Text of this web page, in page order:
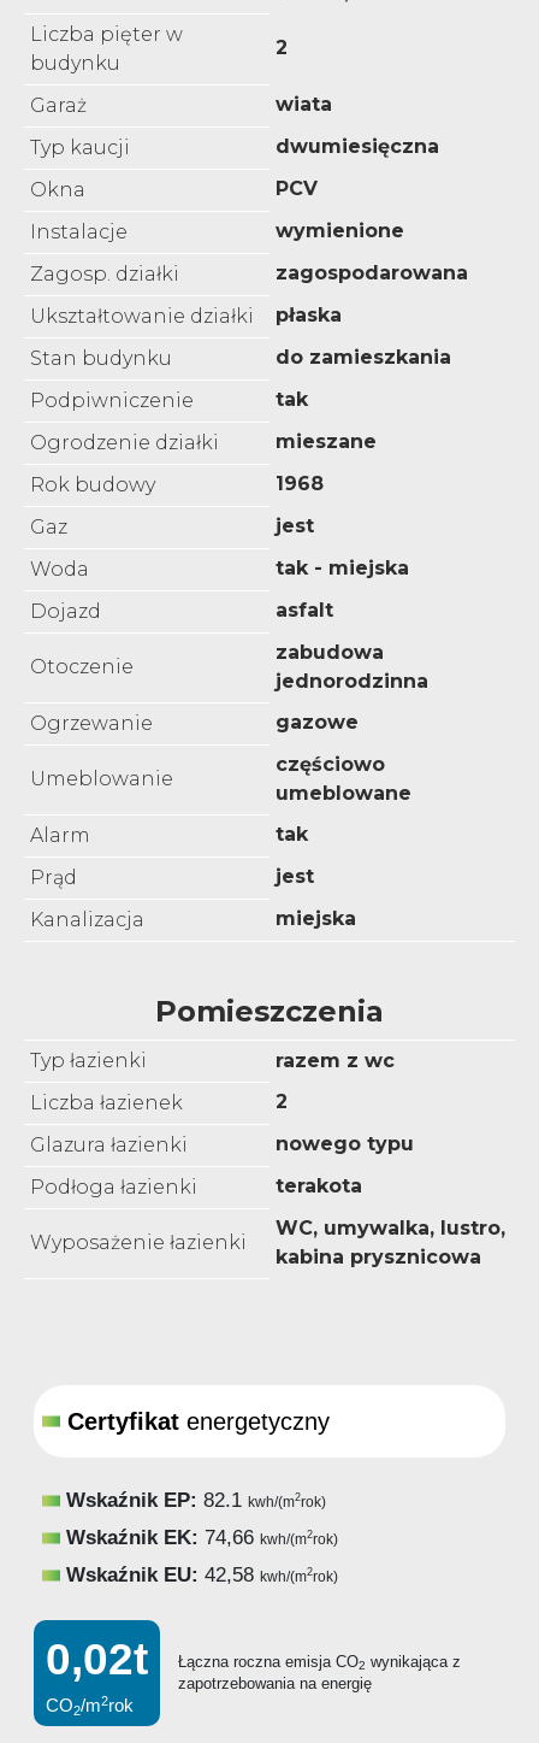
Liczba pięter w
budynku
2
Garaż
wiata
Typ kaucji
dwumiesięczna
Okna
PCV
Instalacje
wymienione
Zagosp. działki
zagospodarowana
Ukształtowanie działki
płaska
Stan budynku
do zamieszkania
Podpiwniczenie
tak
Ogrodzenie działki
mieszane
Rok budowy
1968
Gaz
jest
Woda
tak - miejska
Dojazd
asfalt
Otoczenie
zabudowa
jednorodzinna
Ogrzewanie
gazowe
Umeblowanie
częściowo
umeblowane
Alarm
tak
Prąd
jest
Kanalizacja
miejska
Pomieszczenia
Typ łazienki
razem z wc
Liczba łazienek
2
Glazura łazienki
nowego typu
Podłoga łazienki
terakota
Wyposażenie łazienki
WC, umywalka, lustro,
kabina prysznicowa
Certyfikat energetyczny
Wskaźnik EP: 82.1 kwh/(m2rok)
Wskaźnik EK: 74,66 kwh/(m2rok)
Wskaźnik EU: 42,58 kwh/(m2rok)
0,02t
CO2/m2rok
Łączna roczna emisja CO2 wynikająca z
zapotrzebowania na energię